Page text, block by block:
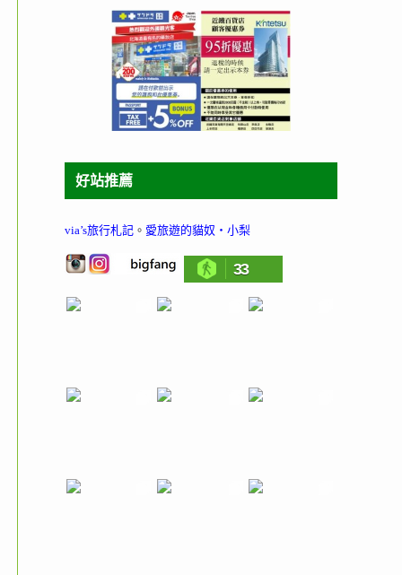
好站推薦
via’s旅行札記 。 愛旅遊的貓奴‧小梨
33